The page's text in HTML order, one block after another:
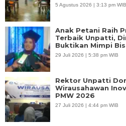
5 Agustus 2026 | 3:13 pm WIB
Anak Petani Raih
Terbaik Unpatti,
Buktikan Mimpi
29 Juli 2026 | 5:38 pm WIB
Rektor Unpatti
Wirausahawan
PMW 2026
27 Juli 2026 | 4:44 pm WIB